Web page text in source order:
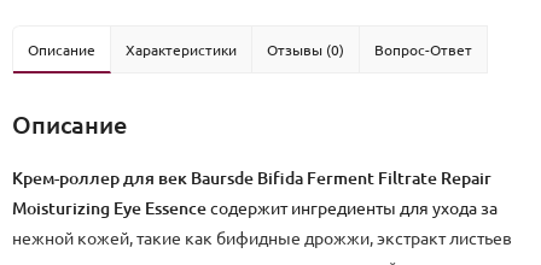
Описание Характеристики Отзывы (0) Вопрос-Ответ
Описание
Крем-роллер для век Baursde Bifida Ferment Filtrate Repair
Moisturizing Eye Essenceсодержит ингредиенты для ухода за
нежной кожей, такие как бифидные дрожжи, экстракт листьев